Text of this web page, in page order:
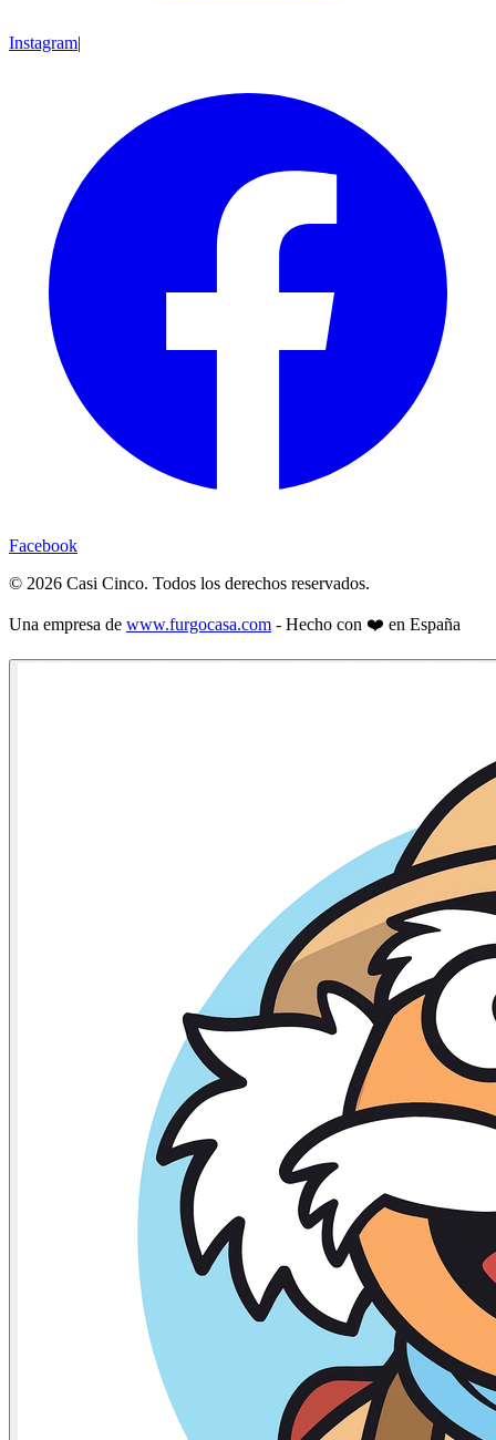
Instagram|
Facebook
© 2026 Casi Cinco. Todos los derechos reservados.
Una empresa de www.furgocasa.com - Hecho con ❤️ en España